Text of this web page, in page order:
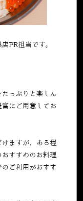
PR担当です。
っぷりと楽しん
にご用意してお
ますが、ある程
すすめのお料理
ご利用がおすす